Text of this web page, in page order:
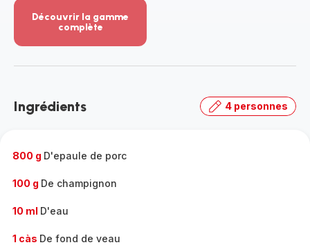
Découvrir la gamme
complète
-
gamme
Ingrédients 4 personnes
800 g D'epaule de porc
100 g De champignon
10 ml D'eau
1 càs De fond de veau